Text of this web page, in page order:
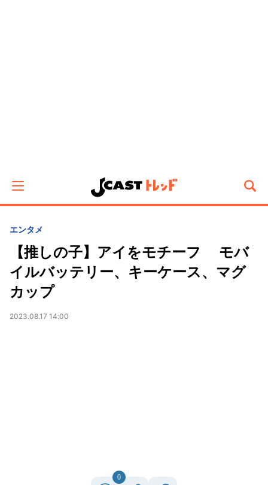
エンタメ
【推しの子】アイをモチーフ モバ
イルバッテリー、キーケース、マグ
カップ
2023.08.17 14:00
0